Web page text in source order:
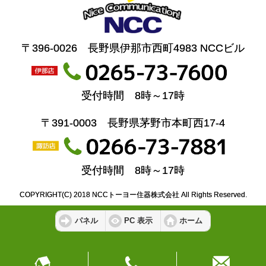
〒396-0026 長野県伊那市西町4983 NCCビル
受付時間 8時～17時
〒391-0003 長野県茅野市本町西17-4
受付時間 8時～17時
COPYRIGHT(C) 2018 NCCトーヨー住器株式会社 All Rights Reserved.
パネル PC 表示 ホーム